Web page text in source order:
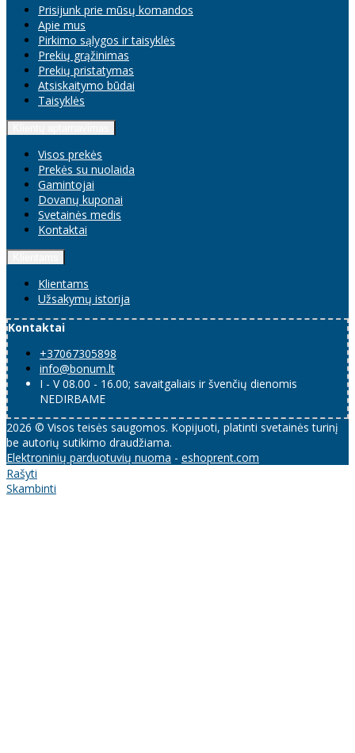
Prisijunk prie mūsų komandos
Apie mus
Pirkimo sąlygos ir taisyklės
Prekių grąžinimas
Prekių pristatymas
Atsiskaitymo būdai
Taisyklės
Visos prekės
Prekės su nuolaida
Gamintojai
Dovanų kuponai
Svetainės medis
Kontaktai
Klientams
Užsakymų istorija
Kontaktai
+37067305898
info@bonum.lt
I - V 08.00 - 16.00; savaitgaliais ir švenčių dienomis
NEDIRBAME
2026 © Visos teisės saugomos. Kopijuoti, platinti svetainės turinį
be autorių sutikimo draudžiama.
Elektroninių parduotuvių nuoma - eshoprent.com
Rašyti
Skambinti